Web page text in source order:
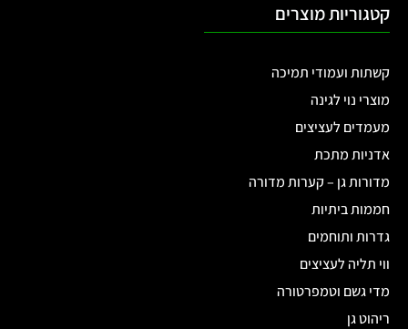
קטגוריות מוצרים
קשתות ועמודי תמיכה
מוצרי נוי לגינה
מעמדים לעציצים
אדניות מתכת
מדורות גן – קערות מדורה
חממות ביתיות
גדרות ותוחמים
ווי תליה לעציצים
מדי גשם וטמפרטורה
ריהוט גן